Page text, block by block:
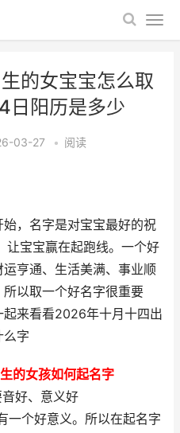
的女宝宝怎么取
日阳历是多少
03-27 • 阅读
，名字是对宝宝最好的祝
让宝宝赢在起跑线。一个好
亨通、生活美满、事业顺
以取一个好名字很重要
来看看2026年十月十四出
么字
的女孩如何起名字
好、意义好
一个好意义。所以在起名字